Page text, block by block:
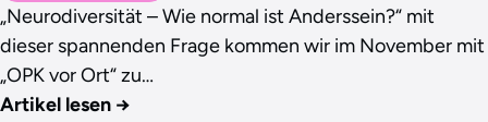
„Neurodiversität – Wie normal ist Anderssein?“ mit
dieser spannenden Frage kommen wir im November mit
„OPK vor Ort“ zu…
Artikel lesen →